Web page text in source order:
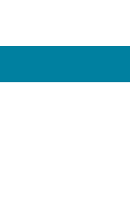
konten